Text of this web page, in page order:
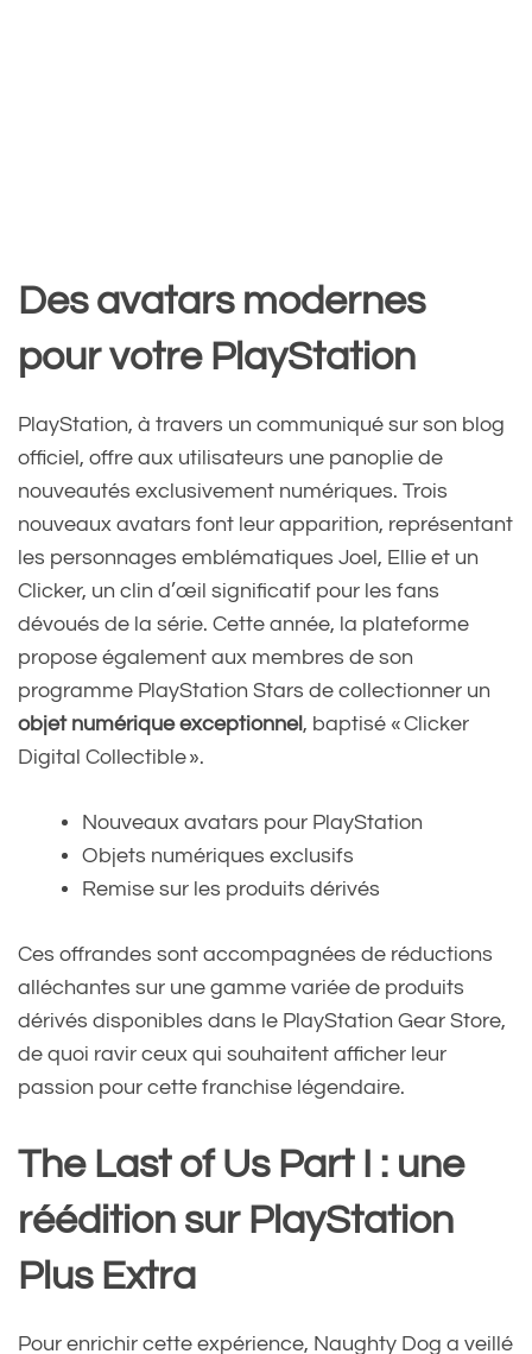
Des avatars modernes
pour votre PlayStation
PlayStation, à travers un communiqué sur son blog
officiel, offre aux utilisateurs une panoplie de
nouveautés exclusivement numériques. Trois
nouveaux avatars font leur apparition, représentant
les personnages emblématiques Joel, Ellie et un
Clicker, un clin d’œil significatif pour les fans
dévoués de la série. Cette année, la plateforme
propose également aux membres de son
programme PlayStation Stars de collectionner un
objet numérique exceptionnel, baptisé « Clicker
Digital Collectible ».
Nouveaux avatars pour PlayStation
Objets numériques exclusifs
Remise sur les produits dérivés
Ces offrandes sont accompagnées de réductions
alléchantes sur une gamme variée de produits
dérivés disponibles dans le PlayStation Gear Store,
de quoi ravir ceux qui souhaitent afficher leur
passion pour cette franchise légendaire.
The Last of Us Part I : une
réédition sur PlayStation
Plus Extra
Pour enrichir cette expérience, Naughty Dog a veillé